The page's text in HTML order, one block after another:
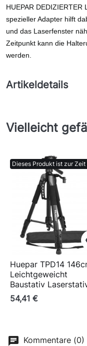
HUEPAR DEDIZIERTER
spezieller Adapter hilft
und das Laserfenster
Zeitpunkt kann die
werden.
Artikeldetails
Vielleicht
Dieses Produkt ist zur
Huepar TPD14
Leichtgeweicht
Baustativ
54,41 €
Kommentare (0)